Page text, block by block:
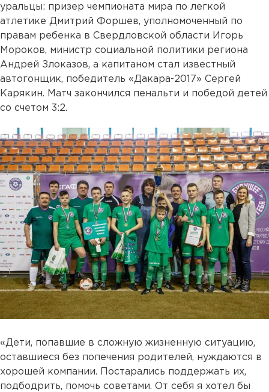
уральцы: призер чемпионата мира по легкой
атлетике Дмитрий Форшев, уполномоченный по
правам ребенка в Свердловской области Игорь
Мороков, министр социальной политики региона
Андрей Злоказов, а капитаном стал известный
автогонщик, победитель «Дакара-2017» Сергей
Карякин. Матч закончился пенальти и победой детей
со счетом 3:2.
«Дети, попавшие в сложную жизненную ситуацию,
оставшиеся без попечения родителей, нуждаются в
хорошей компании. Постарались поддержать их,
подбодрить, помочь советами. От себя я хотел бы